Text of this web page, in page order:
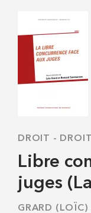
DROIT -
Libre
juges
GRARD (LOÏC)